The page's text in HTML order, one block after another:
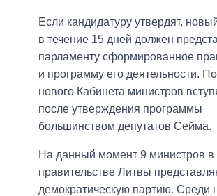
Если кандидатуру утвердят,
в течение 15 дней должен
парламенту сформированное
и программу его деятельности.
нового Кабинета министров
после утверждения программы
большинством депутатов Сейма.
На данный момент 9 министров в
правительстве Литвы
демократическую партию. Среди